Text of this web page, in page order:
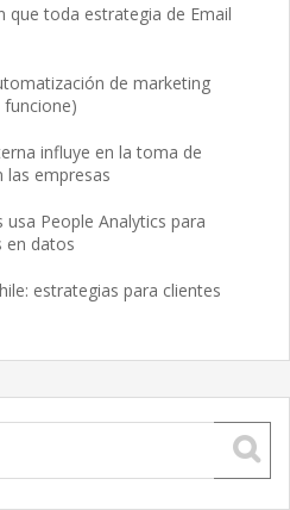
toda estrategia de Email
de marketing
funcione)
influye en la toma de
las empresas
People Analytics para
en datos
estrategias para clientes